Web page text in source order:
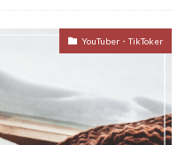
YouTuber・TikToker